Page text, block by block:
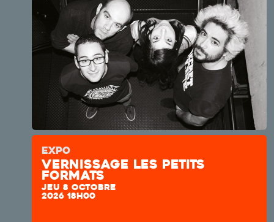
EXPO
Vernissage les petits
formats
JEU 8 OCTOBRE
2026 18H00